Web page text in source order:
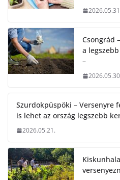
Csongrád
a
–
Szurdokpüspöki – Versenyre
is lehet az ország legszebb
2026.05.21.